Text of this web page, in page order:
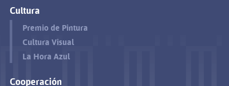
Cultura
Premio de Pintura
Cultura Visual
La Hora Azul
Cooperación